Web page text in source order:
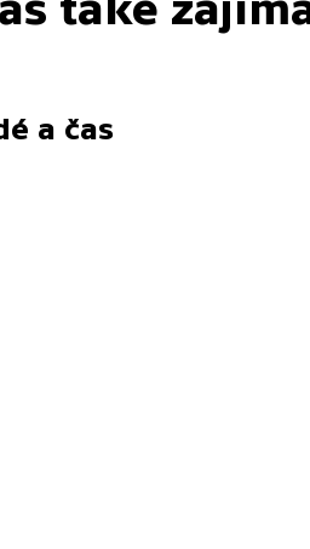
a čas